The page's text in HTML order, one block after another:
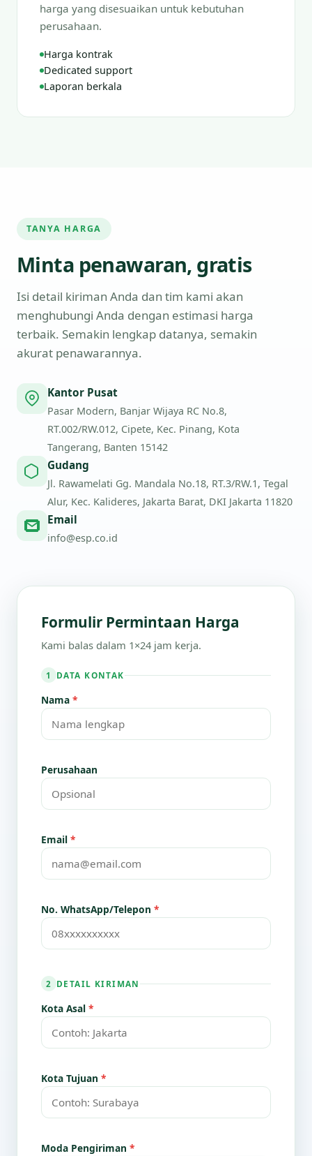
harga yang disesuaikan untuk kebutuhan
perusahaan.
Harga kontrak
Dedicated support
Laporan berkala
TANYA HARGA
Minta penawaran, gratis
Isi detail kiriman Anda dan tim kami akan
menghubungi Anda dengan estimasi harga
terbaik. Semakin lengkap datanya, semakin
akurat penawarannya.
Kantor Pusat
Pasar Modern, Banjar Wijaya RC No.8,
RT.002/RW.012, Cipete, Kec. Pinang, Kota
Tangerang, Banten 15142
Gudang
Jl. Rawamelati Gg. Mandala No.18, RT.3/RW.1, Tegal
Alur, Kec. Kalideres, Jakarta Barat, DKI Jakarta 11820
Email
info@esp.co.id
Formulir Permintaan Harga
Kami balas dalam 1×24 jam kerja.
1 DATA KONTAK
Nama *
Perusahaan
Email *
No. WhatsApp/Telepon *
2 DETAIL KIRIMAN
Kota Asal *
Kota Tujuan *
Moda Pengiriman *